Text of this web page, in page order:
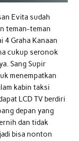
Evita sudah
teman-teman
4 Graha Kanaan
cukup seronok
Sang Supir
menempatkan
kabin taksi
LCD TV berdiri
depan yang
dan tidak
bisa nonton